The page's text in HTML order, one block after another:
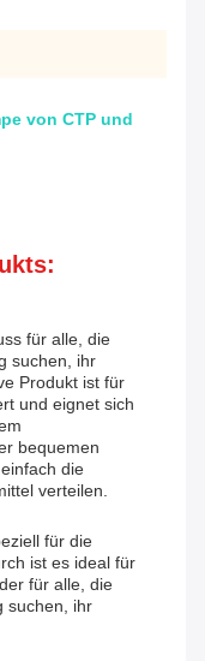
von CTP und
für alle, die
suchen, ihr
Produkt ist für
und eignet sich
bequemen
die
verteilen.
für die
ist es ideal für
für alle, die
suchen, ihr